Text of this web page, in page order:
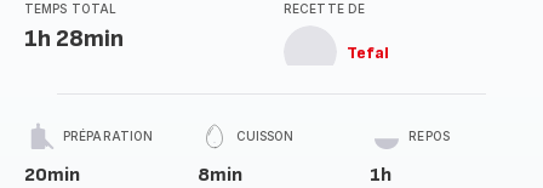
TEMPS TOTAL
1h 28min
RECETTE DE
Tefal
PRÉPARATION
20min
CUISSON
8min
REPOS
1h